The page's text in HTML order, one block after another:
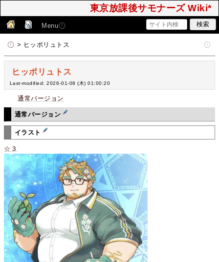
東京放課後サモナーズ Wiki*
Menu
> ヒッポリュトス
ヒッポリュトス
Last-modified: 2026-01-08 (木) 01:00:20
通常バージョン
通常バージョン
イラスト
☆３